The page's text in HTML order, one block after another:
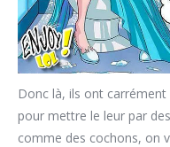
Donc là, ils ont
pour mettre le leur par
comme des cochons, on